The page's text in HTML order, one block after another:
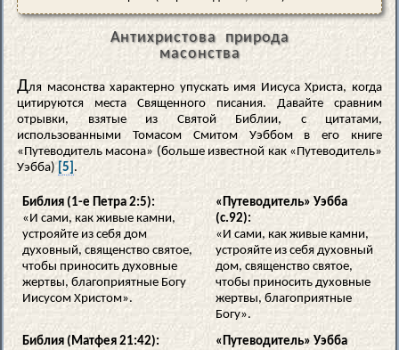
Антихристова природа
масонства
Для масонства характерно упускать имя Иисуса Христа, когда
цитируются места Священного писания. Давайте сравним
отрывки, взятые из Святой Библии, с цитатами,
использованными Томасом Смитом Уэббом в его книге
«Путеводитель масона» (больше известной как «Путеводитель»
Уэбба) [5] .
Библия (1-е Петра 2:5):
«И сами, как живые камни,
устрояйте из себя дом
духовный, священство святое,
чтобы приносить духовные
жертвы, благоприятные Богу
Иисусом Христом».
«Путеводитель» Уэбба
(с.92):
«И сами, как живые камни,
устрояйте из себя духовный
дом, священство святое,
чтобы приносить духовные
жертвы, благоприятные
Богу».
Библия (Матфея 21:42):
«Путеводитель» Уэбба